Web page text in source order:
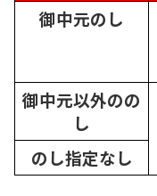
御中元のし
御中元以外のの
し
のし指定なし